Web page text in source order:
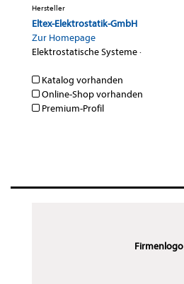
Hersteller
Eltex-Elektrostatik-GmbH
Zur Homepage
Elektrostatische Systeme·
Katalog vorhanden
Online-Shop vorhanden
Premium-Profil
Firmenlogo